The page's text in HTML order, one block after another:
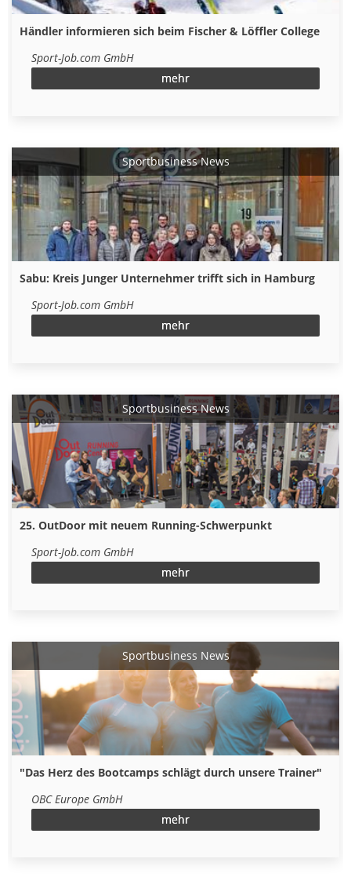
Händler informieren sich beim Fischer & Löffler College
Sport-Job.com GmbH
mehr
Sportbusiness News
Sabu: Kreis Junger Unternehmer trifft sich in Hamburg
Sport-Job.com GmbH
mehr
Sportbusiness News
25. OutDoor mit neuem Running-Schwerpunkt
Sport-Job.com GmbH
mehr
Sportbusiness News
"Das Herz des Bootcamps schlägt durch unsere Trainer"
OBC Europe GmbH
mehr